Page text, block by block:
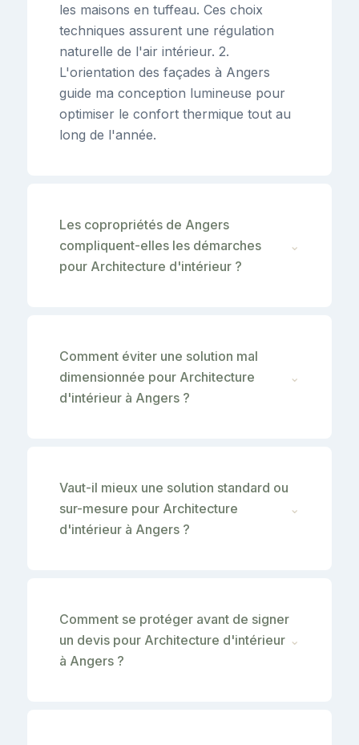
les maisons en tuffeau. Ces choix
techniques assurent une régulation
naturelle de l'air intérieur. 2.
L'orientation des façades à Angers
guide ma conception lumineuse pour
optimiser le confort thermique tout au
long de l'année.
Les copropriétés de Angers
compliquent-elles les démarches
pour Architecture d'intérieur ?
⌄
Comment éviter une solution mal
dimensionnée pour Architecture
d'intérieur à Angers ?
⌄
Vaut-il mieux une solution standard ou
sur-mesure pour Architecture
d'intérieur à Angers ?
⌄
Comment se protéger avant de signer
un devis pour Architecture d'intérieur
à Angers ?
⌄